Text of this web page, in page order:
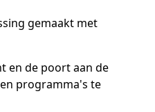
gemaakt met
en de poort aan de
programma's te